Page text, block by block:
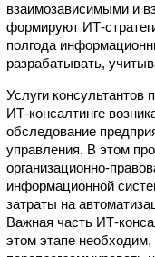
взаимозависимыми и
формируют ИТ-
полгода
разрабатывать,
Услуги консультантов
ИТ-консалтинге
обследование
управления. В этом
организационно-
информационной
затраты на
Важная часть ИТ-
этом этапе необходим,